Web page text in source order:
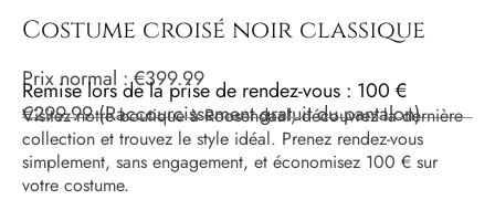
Costume croisé noir classique
Prix ​​normal :€399.99
Remise lors de la prise de rendez-vous : 100 €
€299.99(Raccourcissement gratuit du pantalon)
Visitez notre boutique à Roosendaal, découvrez la dernière
collection et trouvez le style idéal. Prenez rendez-vous
simplement, sans engagement, et économisez 100 € sur
votre costume.